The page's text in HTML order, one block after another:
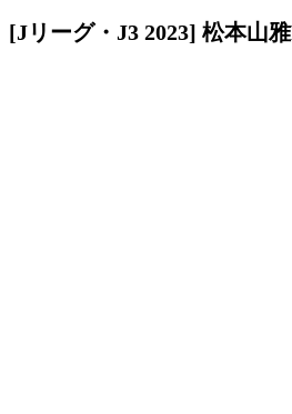
[Jリーグ・J3 2023] 松本山